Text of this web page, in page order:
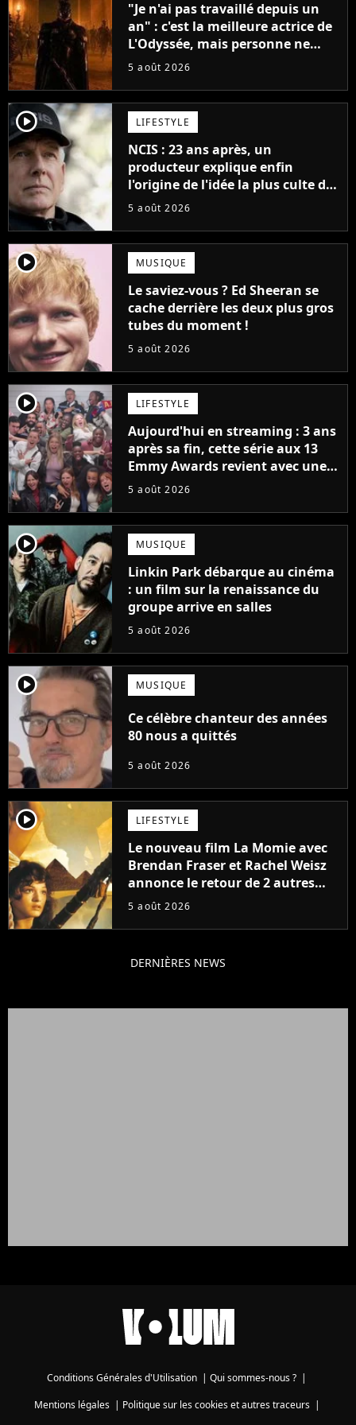
"Je n'ai pas travaillé depuis un
an" : c'est la meilleure actrice de
L'Odyssée, mais personne ne
veut lui donner de rôle au
5 août 2026
player2 LIFESTYLE
NCIS : 23 ans après, un
producteur explique enfin
l'origine de l'idée la plus culte de
la série (et on ne parle pas du
5 août 2026
player2 MUSIQUE
Le saviez-vous ? Ed Sheeran se
cache derrière les deux plus gros
tubes du moment !
5 août 2026
player2 LIFESTYLE
Aujourd'hui en streaming : 3 ans
après sa fin, cette série aux 13
Emmy Awards revient avec une
suite... totalement différente
5 août 2026
player2 MUSIQUE
Linkin Park débarque au cinéma
: un film sur la renaissance du
groupe arrive en salles
5 août 2026
player2 MUSIQUE
Ce célèbre chanteur des années
80 nous a quittés
5 août 2026
player2 LIFESTYLE
Le nouveau film La Momie avec
Brendan Fraser et Rachel Weisz
annonce le retour de 2 autres
personnages emblématiques de
5 août 2026
DERNIÈRES NEWS
Conditions Générales d'Utilisation | Qui sommes-nous ? |
Mentions légales| Politique sur les cookies et autres traceurs|